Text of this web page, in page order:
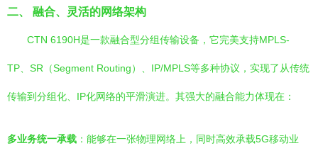
二、 融合、灵活的网络架构
CTN 6190H是一款融合型分组传输设备，它完美支持MPLS-
TP、SR（Segment Routing）、IP/MPLS等多种协议，实现了从传统
传输到分组化、IP化网络的平滑演进。其强大的融合能力体现在：
多业务统一承载 ：能够在一张物理网络上，同时高效承载5G移动业